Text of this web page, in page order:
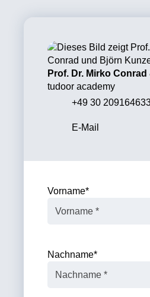
Prof. Dr. Mirko
tudoor academy
+49 30
E-Mail
Vorname*
Nachname*